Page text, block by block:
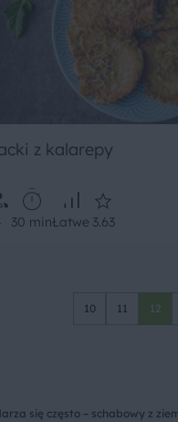
z kalarepy
30 minŁatwe 3.63
10 11 12
się często – schabowy z